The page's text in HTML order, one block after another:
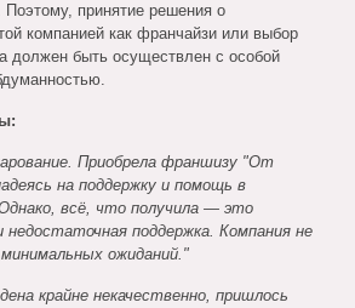
Поэтому, принятие решения о
компанией как франчайзи или выбор
должен быть осуществлен с особой
Приобрела франшизу "От
на поддержку и помощь в
всё, что получила — это
поддержка. Компания не
ожиданий."
крайне некачественно, пришлось